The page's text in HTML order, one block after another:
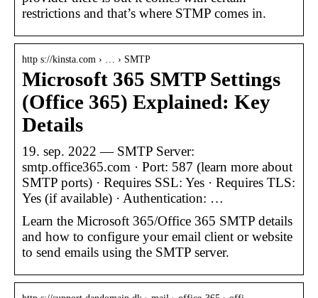
restrictions and that’s where STMP comes in.
http s://kinsta.com › … › SMTP
Microsoft 365 SMTP Settings
(Office 365) Explained: Key
Details
19. sep. 2022 — SMTP Server:
smtp.office365.com · Port: 587 (learn more about
SMTP ports) · Requires SSL: Yes · Requires TLS:
Yes (if available) · Authentication: …
Learn the Microsoft 365/Office 365 SMTP details
and how to configure your email client or website
to send emails using the SMTP server.